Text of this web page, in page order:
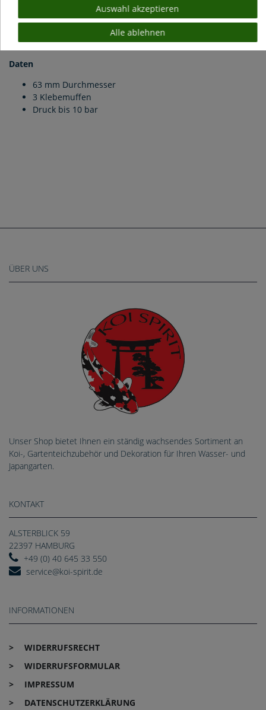
Die Maßangabe bezieht sich auf das Innenmaß, sodass ein
entsprechendes PVC-Rohr mit 63 mm eingeschoben und
verklebt werden kann.
Daten
63 mm Durchmesser
3 Klebemuffen
Druck bis 10 bar
ÜBER UNS
Unser Shop bietet Ihnen ein ständig wachsendes Sortiment an
Koi-, Gartenteichzubehör und Dekoration für Ihren Wasser- und
Japangarten.
KONTAKT
ALSTERBLICK 59
22397 HAMBURG
+49 (0) 40 645 33 550
service@koi-spirit.de
INFORMATIONEN
WIDERRUFS­RECHT
WIDERRUFS­FORMULAR
IMPRESSUM
DATEN­SCHUTZ­ERKLÄRUNG
Auswahl akzeptieren
Alle ablehnen